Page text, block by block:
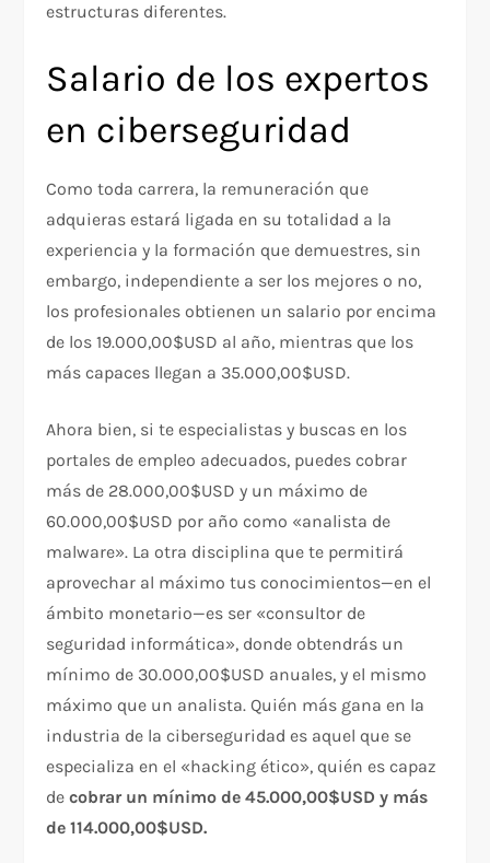
estructuras diferentes.
Salario de los expertos
en ciberseguridad
Como toda carrera, la remuneración que
adquieras estará ligada en su totalidad a la
experiencia y la formación que demuestres, sin
embargo, independiente a ser los mejores o no,
los profesionales obtienen un salario por encima
de los 19.000,00$USD al año, mientras que los
más capaces llegan a 35.000,00$USD.
Ahora bien, si te especialistas y buscas en los
portales de empleo adecuados, puedes cobrar
más de 28.000,00$USD y un máximo de
60.000,00$USD por año como «analista de
malware». La otra disciplina que te permitirá
aprovechar al máximo tus conocimientos—en el
ámbito monetario—es ser «consultor de
seguridad informática», donde obtendrás un
mínimo de 30.000,00$USD anuales, y el mismo
máximo que un analista. Quién más gana en la
industria de la ciberseguridad es aquel que se
especializa en el «hacking ético», quién es capaz
decobrar un mínimo de 45.000,00$USD y más
de 114.000,00$USD.